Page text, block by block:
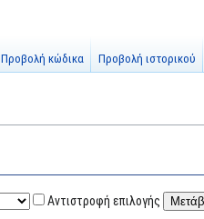
Αντιστροφή επιλογής
Προβολή κώδικα Προβολή ιστορικού